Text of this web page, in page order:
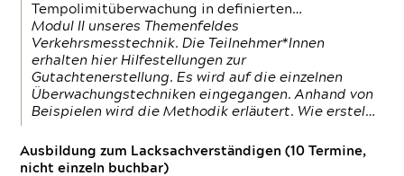
Tempolimitüberwachung in definierten…
Modul II unseres Themenfeldes
Verkehrsmesstechnik. Die Teilnehmer*Innen
erhalten hier Hilfestellungen zur
Gutachtenerstellung. Es wird auf die einzelnen
Überwachungstechniken eingegangen. Anhand von
Beispielen wird die Methodik erläutert. Wie erstel…
Ausbildung zum Lacksachverständigen (10 Termine,
nicht einzeln buchbar)